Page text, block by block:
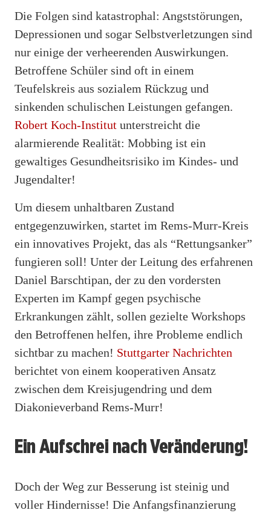
Die Folgen sind katastrophal: Angststörungen,
Depressionen und sogar Selbstverletzungen sind
nur einige der verheerenden Auswirkungen.
Betroffene Schüler sind oft in einem
Teufelskreis aus sozialem Rückzug und
sinkenden schulischen Leistungen gefangen.
Robert Koch-Institut unterstreicht die
alarmierende Realität: Mobbing ist ein
gewaltiges Gesundheitsrisiko im Kindes- und
Jugendalter!
Um diesem unhaltbaren Zustand
entgegenzuwirken, startet im Rems-Murr-Kreis
ein innovatives Projekt, das als “Rettungsanker”
fungieren soll! Unter der Leitung des erfahrenen
Daniel Barschtipan, der zu den vordersten
Experten im Kampf gegen psychische
Erkrankungen zählt, sollen gezielte Workshops
den Betroffenen helfen, ihre Probleme endlich
sichtbar zu machen! Stuttgarter Nachrichten
berichtet von einem kooperativen Ansatz
zwischen dem Kreisjugendring und dem
Diakonieverband Rems-Murr!
Ein Aufschrei nach Veränderung!
Doch der Weg zur Besserung ist steinig und
voller Hindernisse! Die Anfangsfinanzierung